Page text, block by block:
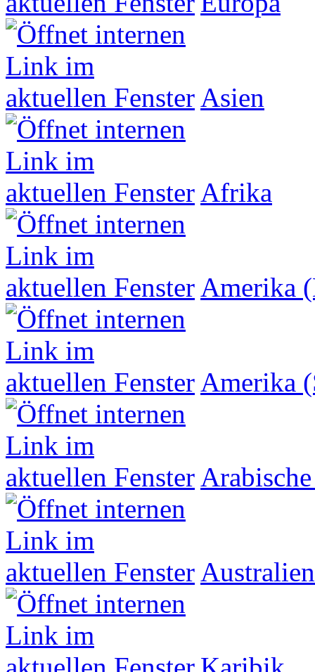
Asien
Afrika
Amerika
Amerika
Australien